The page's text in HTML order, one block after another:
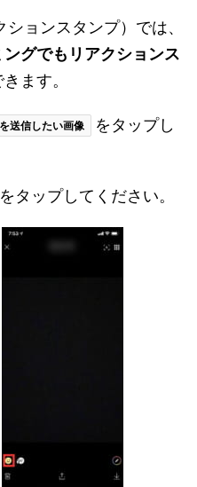
ョンスタンプ）では、
グでもリアクションス
ます。
送信したい画像
をタップし
をタップしてください。